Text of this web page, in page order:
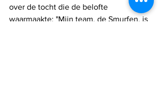
over de tocht die de belofte
waarmaakte: "Mijn team, de Smurfen, is